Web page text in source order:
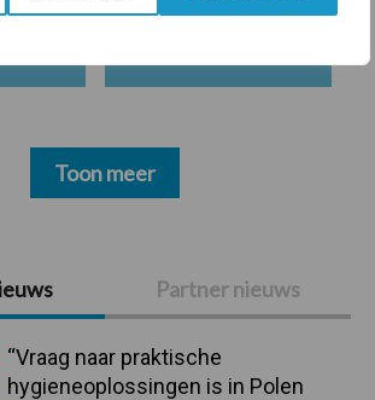
Partner nieuws
“Vraag naar praktische
hygieneoplossingen is in Polen
Bijproducten
Toon meer